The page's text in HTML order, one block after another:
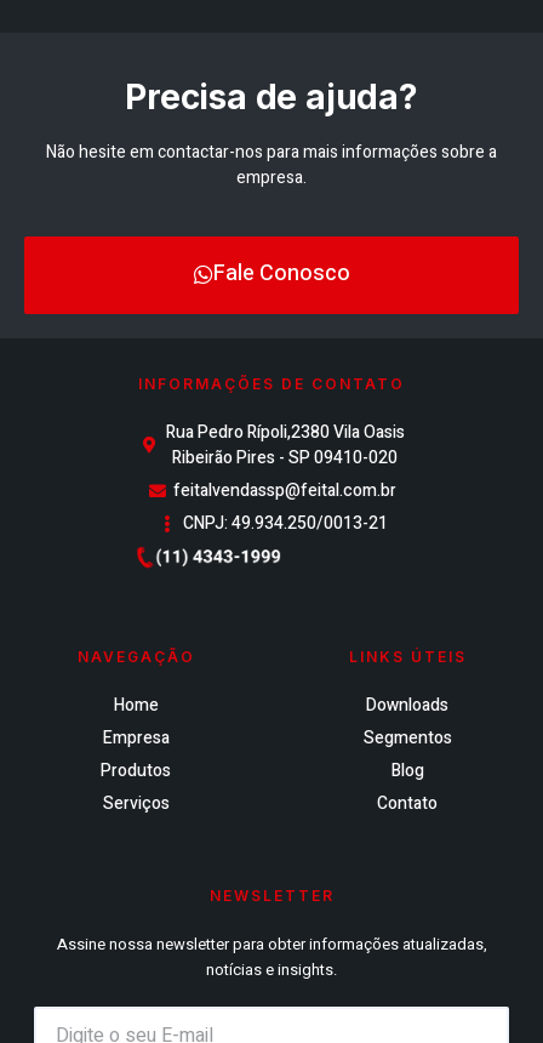
Precisa de ajuda?
Não hesite em contactar-nos para mais informações sobre a
empresa.
Fale Conosco
INFORMAÇÕES DE CONTATO
Rua Pedro Rípoli,2380 Vila Oasis
Ribeirão Pires - SP 09410-020
feitalvendassp@feital.com.br
CNPJ: 49.934.250/0013-21
NAVEGAÇÃO
Home
Empresa
Produtos
Serviços
LINKS ÚTEIS
Downloads
Segmentos
Blog
Contato
NEWSLETTER
Assine nossa newsletter para obter informações atualizadas,
notícias e insights.